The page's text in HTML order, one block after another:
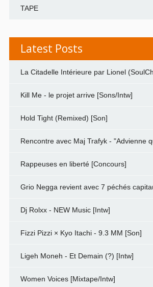
TAPE
Latest Posts
La Citadelle Intérieure par Lionel
Kill Me - le projet arrive [Sons/Intw]
Hold Tight (Remixed) [Son]
Rencontre avec Maj Trafyk - "Advienne
Rappeuses en liberté [Concours]
Grio Negga revient avec 7 péchés
Dj Rolxx - NEW Music [Intw]
Fizzi Pizzi × Kyo Itachi - 9.3 MM [Son]
Ligeh Moneh - Et Demain (?) [Intw]
Women Voices [Mixtape/Intw]